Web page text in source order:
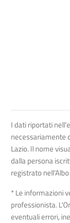
I dati riportati
necessariamente
Lazio. Il nome
dalla persona
registrato
* Le informazioni
professionista.
eventuali errori,